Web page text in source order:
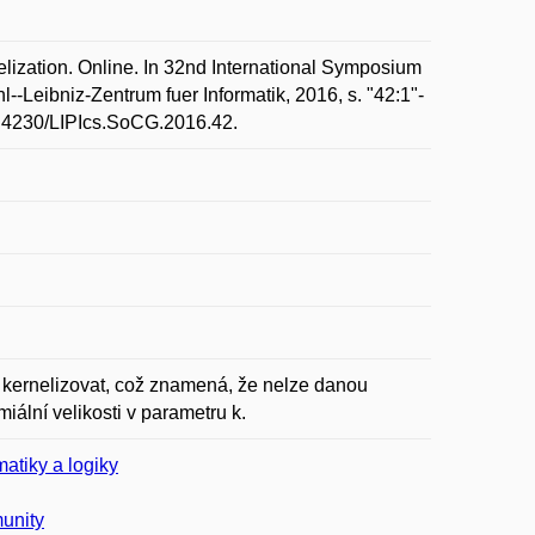
Online. In 32nd International Symposium
Leibniz-Zentrum fuer Informatik, 2016, s. "42:1"-
LIPIcs.SoCG.2016.42.
což znamená, že nelze danou
velikosti v parametru k.
a logiky